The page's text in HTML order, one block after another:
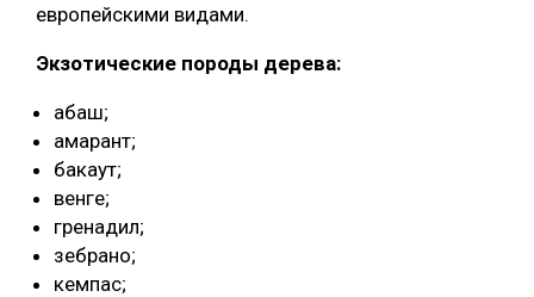
европейскими видами.
Экзотические породы дерева:
абаш;
амарант;
бакаут;
венге;
гренадил;
зебрано;
кемпас;